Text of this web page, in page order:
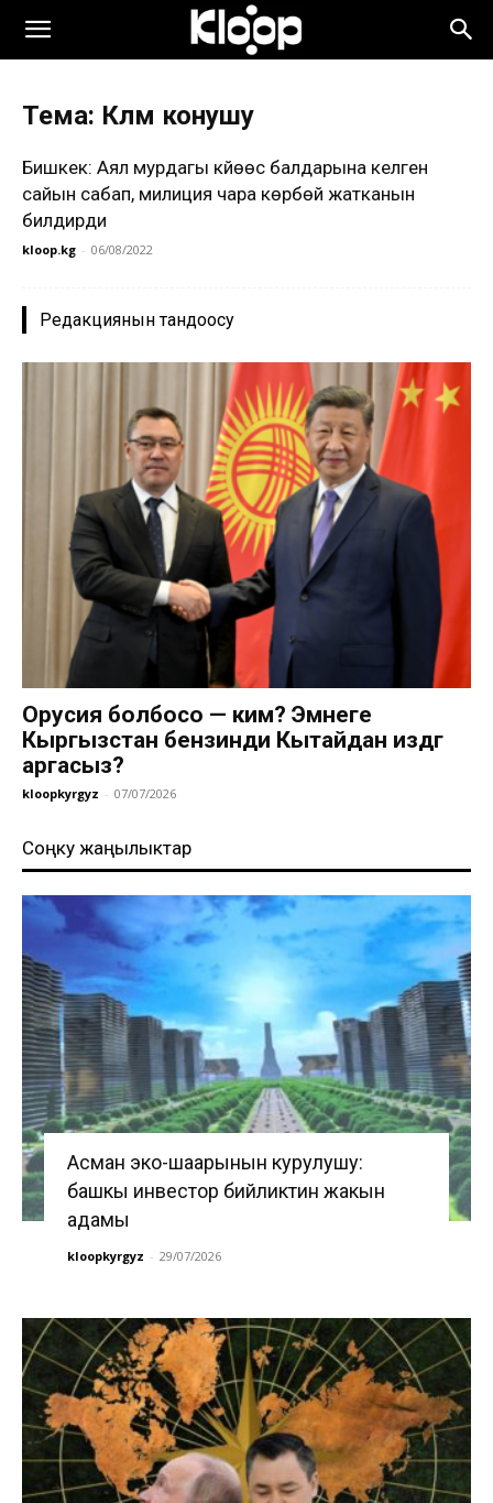
Тема: Көлмө конушу
Бишкек: Аял мурдагы күйөөсү балдарына келген
сайын сабап, милиция чара көрбөй жатканын
билдирди
kloop.kg - 06/08/2022
Редакциянын тандоосу
Орусия болбосо — ким? Эмнеге
Кыргызстан бензинди Кытайдан издөөгө
аргасыз?
kloopkyrgyz - 07/07/2026
Соңку жаңылыктар
Асман эко-шаарынын курулушу:
башкы инвестор бийликтин жакын
адамы
kloopkyrgyz - 29/07/2026